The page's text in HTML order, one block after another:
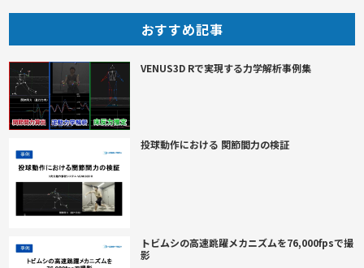
おすすめ記事
VENUS3D Rで実現する力学解析事例集
投球動作における 関節間力の検証
トビムシの高速跳躍メカニズムを76,000fpsで撮
影